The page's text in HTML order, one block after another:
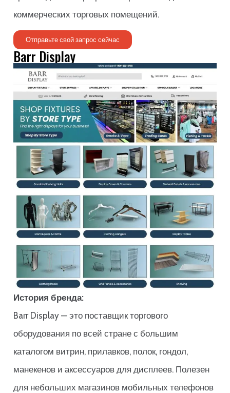
коммерческих торговых помещений.
Отправьте свой запрос сейчас
Barr Display
История бренда:
Barr Display — это поставщик торгового
оборудования по всей стране с большим
каталогом витрин, прилавков, полок, гондол,
манекенов и аксессуаров для дисплеев. Полезен
для небольших магазинов мобильных телефонов